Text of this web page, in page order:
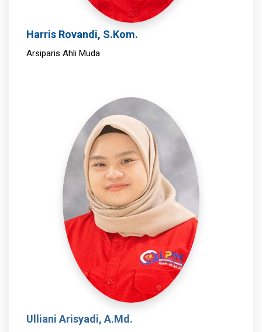
Harris Rovandi, S.Kom.
Arsiparis Ahli Muda
Ulliani Arisyadi, A.Md.